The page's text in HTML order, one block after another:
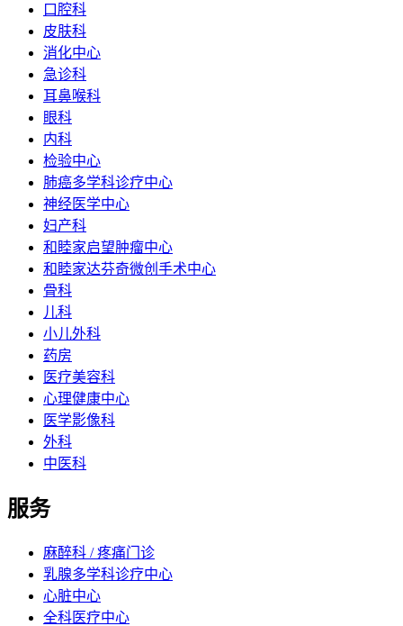
口腔科
皮肤科
消化中心
急诊科
耳鼻喉科
眼科
内科
检验中心
肺癌多学科诊疗中心
神经医学中心
妇产科
和睦家启望肿瘤中心
和睦家达芬奇微创手术中心
骨科
儿科
小儿外科
药房
医疗美容科
心理健康中心
医学影像科
外科
中医科
服务
麻醉科 / 疼痛门诊
乳腺多学科诊疗中心
心脏中心
全科医疗中心